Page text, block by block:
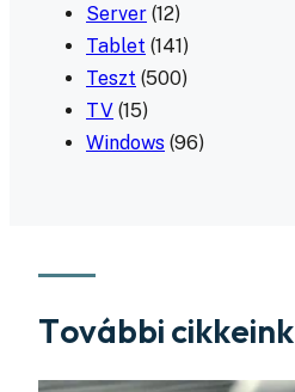
Server (12)
Tablet (141)
Teszt (500)
TV (15)
Windows (96)
További cikkeink